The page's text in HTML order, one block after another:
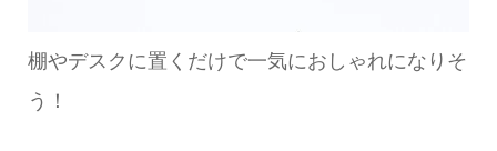
棚やデスクに置くだけで一気におしゃれになりそ
う！